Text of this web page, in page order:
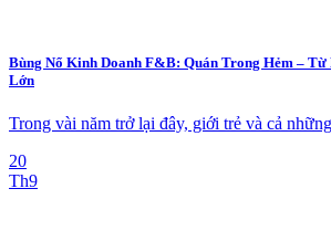
Bùng Nổ Kinh Doanh F&B: Quán Trong Hẻm – Từ
Lớn
Trong vài năm trở lại đây, giới trẻ và cả
20
Th9